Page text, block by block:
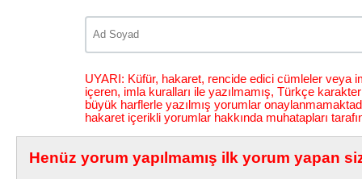
UYARI: Küfür, hakaret, rencide edici cümleler veya
içeren, imla kuralları ile yazılmamış, Türkçe
büyük harflerle yazılmış yorumlar
hakaret içerikli yorumlar hakkında muhatapları
Henüz yorum yapılmamış ilk yorum yapan